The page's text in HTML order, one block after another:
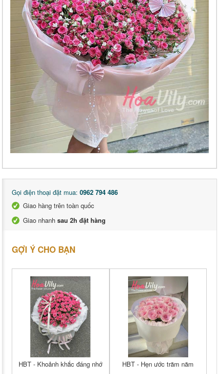
Gọi điện thoại đặt mua: 0962 794 486
Giao hàng trên toàn quốc
Giao nhanh sau 2h đặt hàng
GỢI Ý CHO BẠN
HBT - Khoảnh khắc đáng nhớ HBT - Hẹn ước trăm năm